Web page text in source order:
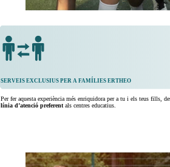
SERVEIS EXCLUSIUS PER A FAMÍLIES ERTHEO
Per fer aquesta experiència més enriquidora per a tu i els teus fills,
línia d’atenció preferentals centres educatius.